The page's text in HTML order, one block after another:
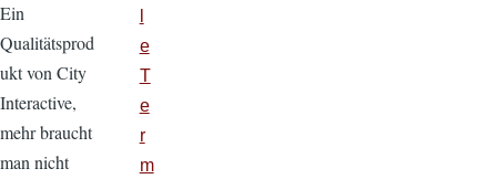
Ein
Qualitätsprod
ukt von City
Interactive,
mehr braucht
man nicht
e
T
e
r
m